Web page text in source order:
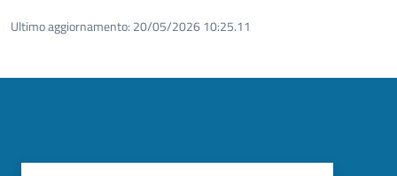
Ultimo aggiornamento: 20/05/2026 10:25.11